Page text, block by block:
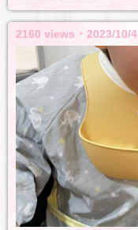
2160 views ･ 2023/10/4